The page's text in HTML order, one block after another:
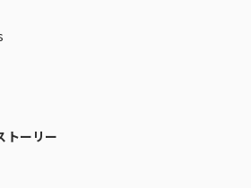
トーリー